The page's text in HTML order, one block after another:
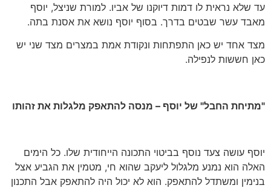
עד שלא נראית לו דמות דיוקנו של אביו. למורת שניצל, יוסף
מאבד עשר שבטים בדרך. בסוף יוסף נושא את אסנת בתה.
מצד אחד יש כאן התפתחות ונקודת אמת במצרים מצד שני יש
כאן חששות לנפילה.
"מתיחת החבל" של יוסף – מנסה להתאפק מלגלות את זהותו
יוסף עושה צעד נוסף בביטוי התכונה הייחודית שלו. כל הימים
האלה הוא נמנע מלגלול ליעקב שהוא חי, מטמין את הגביע אצל
בנימין ומשתדל להתאפק. הוא לא יכול היה להתאפק אבל התכנון